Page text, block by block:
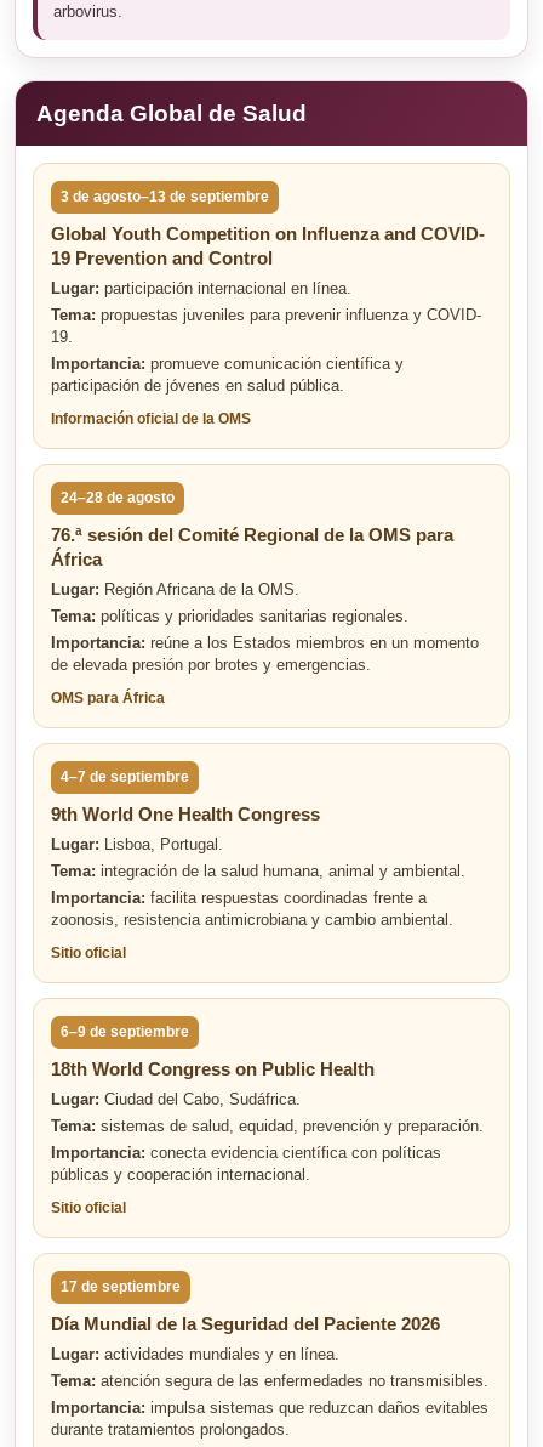
arbovirus.
Agenda Global de Salud
3 de agosto–13 de septiembre
Global Youth Competition on Influenza and COVID-
19 Prevention and Control
Lugar: participación internacional en línea.
Tema: propuestas juveniles para prevenir influenza y COVID-
19.
Importancia: promueve comunicación científica y
participación de jóvenes en salud pública.
Información oficial de la OMS
24–28 de agosto
76.ª sesión del Comité Regional de la OMS para
África
Lugar: Región Africana de la OMS.
Tema: políticas y prioridades sanitarias regionales.
Importancia: reúne a los Estados miembros en un momento
de elevada presión por brotes y emergencias.
OMS para África
4–7 de septiembre
9th World One Health Congress
Lugar: Lisboa, Portugal.
Tema: integración de la salud humana, animal y ambiental.
Importancia: facilita respuestas coordinadas frente a
zoonosis, resistencia antimicrobiana y cambio ambiental.
Sitio oficial
6–9 de septiembre
18th World Congress on Public Health
Lugar: Ciudad del Cabo, Sudáfrica.
Tema: sistemas de salud, equidad, prevención y preparación.
Importancia: conecta evidencia científica con políticas
públicas y cooperación internacional.
Sitio oficial
17 de septiembre
Día Mundial de la Seguridad del Paciente 2026
Lugar: actividades mundiales y en línea.
Tema: atención segura de las enfermedades no transmisibles.
Importancia: impulsa sistemas que reduzcan daños evitables
durante tratamientos prolongados.